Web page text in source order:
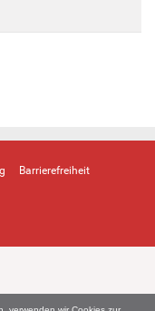
Barrierefreiheit